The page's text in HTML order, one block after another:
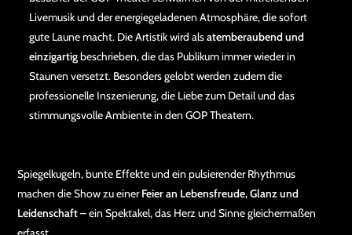
Livemusik und der energiegeladenen Atmosphäre, die sofort
gute Laune macht. Die Artistik wird alsatemberaubend und
einzigartigbeschrieben, die das Publikum immer wieder in
Staunen versetzt. Besonders gelobt werden zudem die
professionelle Inszenierung, die Liebe zum Detail und das
stimmungsvolle Ambiente in den GOP Theatern.
Spiegelkugeln, bunte Effekte und ein pulsierender Rhythmus
machen die Show zu einerFeier an Lebensfreude, Glanz und
Leidenschaft– ein Spektakel, das Herz und Sinne gleichermaßen